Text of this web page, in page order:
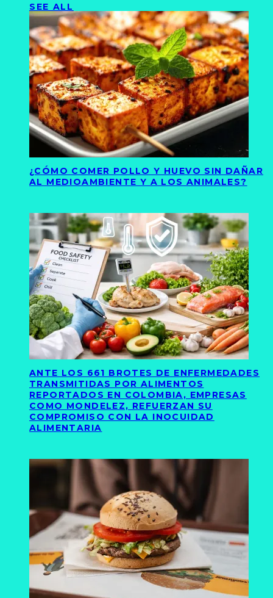
SEE ALL
¿CÓMO COMER POLLO Y HUEVO SIN DAÑAR
AL MEDIOAMBIENTE Y A LOS ANIMALES?
ANTE LOS 661 BROTES DE ENFERMEDADES
TRANSMITIDAS POR ALIMENTOS
REPORTADOS EN COLOMBIA, EMPRESAS
COMO MONDELEZ, REFUERZAN SU
COMPROMISO CON LA INOCUIDAD
ALIMENTARIA